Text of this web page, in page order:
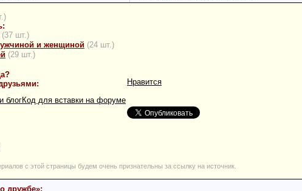
(37 шт.)
и женщиной (24 шт.)
(29 шт.)
блогКод для вставки на форуме
Нравится
с этой страницы будем очень признательны за ссылку на источник.
дружбе»: